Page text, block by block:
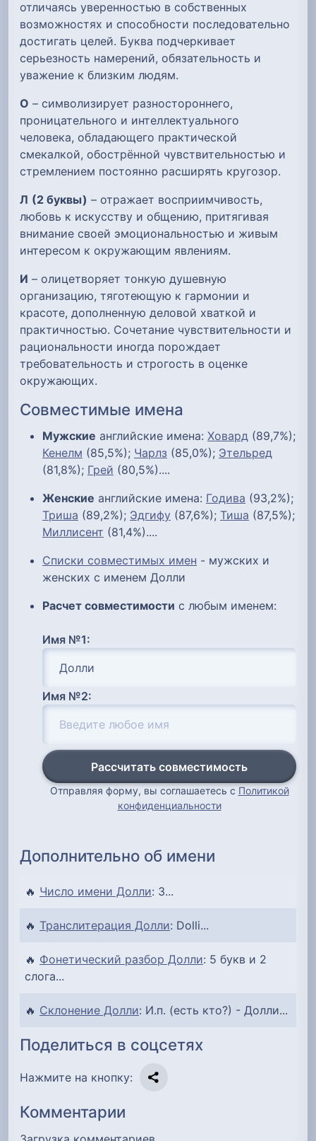
отличаясь уверенностью в собственных
возможностях и способности последовательно
достигать целей. Буква подчеркивает
серьезность намерений, обязательность и
уважение к близким людям.
О – символизирует разностороннего,
проницательного и интеллектуального
человека, обладающего практической
смекалкой, обострённой чувствительностью и
стремлением постоянно расширять кругозор.
Л (2 буквы) – отражает восприимчивость,
любовь к искусству и общению, притягивая
внимание своей эмоциональностью и живым
интересом к окружающим явлениям.
И – олицетворяет тонкую душевную
организацию, тяготеющую к гармонии и
красоте, дополненную деловой хваткой и
практичностью. Сочетание чувствительности и
рациональности иногда порождает
требовательность и строгость в оценке
окружающих.
Совместимые имена
Мужские английские имена: Ховард (89,7%);
Кенелм (85,5%); Чарлз (85,0%); Этельред
(81,8%); Грей (80,5%)....
Женские английские имена: Годива (93,2%);
Триша (89,2%); Эдгифу (87,6%); Тиша (87,5%);
Миллисент (81,4%)....
Списки совместимых имен - мужских и
женских с именем Долли
Расчет совместимости с любым именем:
Имя №1:
Имя №2:
Рассчитать совместимость
Отправляя форму, вы соглашаетесь с Политикой
конфиденциальности
Дополнительно об имени
🔥 Число имени Долли: 3...
🔥 Транслитерация Долли: Dolli...
🔥 Фонетический разбор Долли: 5 букв и 2
слога...
🔥 Склонение Долли: И.п. (есть кто?) - Долли...
Поделиться в соцсетях
Нажмите на кнопку:
Комментарии